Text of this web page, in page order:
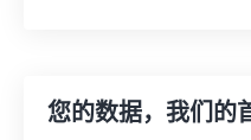
您的数据，我们的